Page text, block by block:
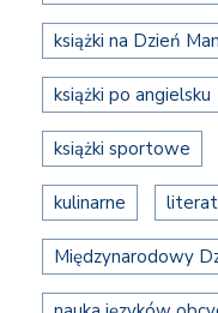
książki na Dzień
książki po angielsku
książki sportowe
kulinarne
Międzynarodowy